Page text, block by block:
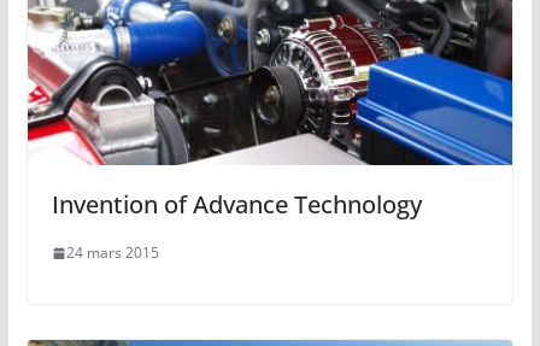
Invention of Advance Technology
24 mars 2015